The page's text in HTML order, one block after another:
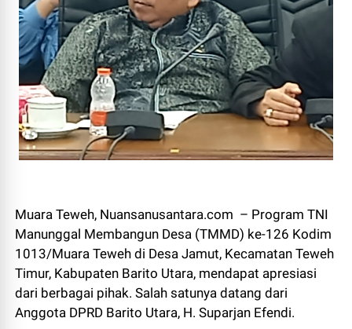
Muara Teweh, Nuansanusantara.com – Program TNI
Manunggal Membangun Desa (TMMD) ke-126 Kodim
1013/Muara Teweh di Desa Jamut, Kecamatan Teweh
Timur, Kabupaten Barito Utara, mendapat apresiasi
dari berbagai pihak. Salah satunya datang dari
Anggota DPRD Barito Utara, H. Suparjan Efendi.